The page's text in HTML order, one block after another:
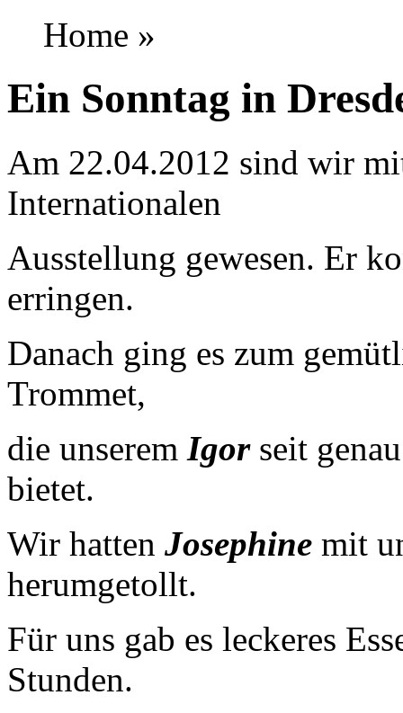
Home »
Ein Sonntag in
Am 22.04.2012 sind wir
Internationalen
Ausstellung gewesen. Er
erringen.
Danach ging es zum
Trommet,
die unserem Igor seit
bietet.
Wir hatten Josephine mit
herumgetollt.
Für uns gab es leckeres
Stunden.